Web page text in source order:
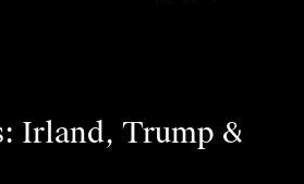
Irland, Trump &